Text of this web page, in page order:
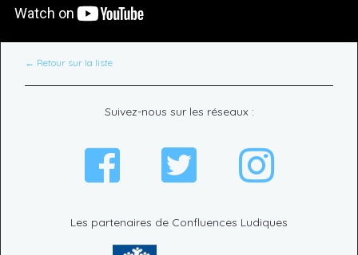
← Retour sur la liste
Les partenaires de Confluences Ludiques
Suivez-nous sur les réseaux :